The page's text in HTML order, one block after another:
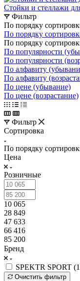
Стойки и стеллажи
Фильтр
По порядку
По порядку
По порядку
По популярности
По популярности
По алфавиту
По алфавиту
По цене (убывание)
По цене (возрастание)
Фильтр
Сортировка
По порядку
Цена
Розничные
10 065
28 849
47 633
66 416
85 200
Бренд
SPEKTR SPORT (
Очистить фильтр